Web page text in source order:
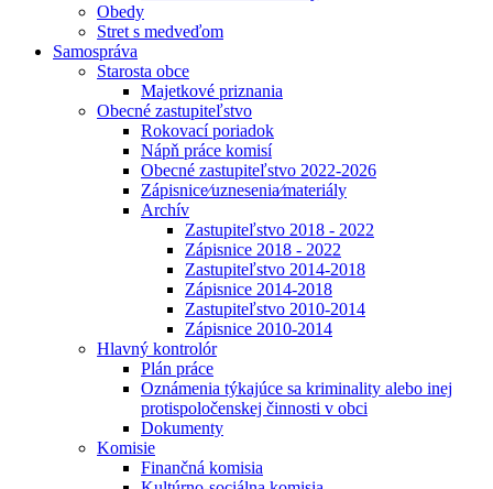
Obedy
Stret s medveďom
Samospráva
Starosta obce
Majetkové priznania
Obecné zastupiteľstvo
Rokovací poriadok
Nápň práce komisí
Obecné zastupiteľstvo 2022-2026
Zápisnice⁄uznesenia⁄materiály
Archív
Zastupiteľstvo 2018 - 2022
Zápisnice 2018 - 2022
Zastupiteľstvo 2014-2018
Zápisnice 2014-2018
Zastupiteľstvo 2010-2014
Zápisnice 2010-2014
Hlavný kontrolór
Plán práce
Oznámenia týkajúce sa kriminality alebo inej
protispoločenskej činnosti v obci
Dokumenty
Komisie
Finančná komisia